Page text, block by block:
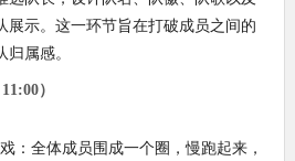
展示。这一环节旨在打破成员之间的
属感。
）
：全体成员围成一个圈，慢跑起来，